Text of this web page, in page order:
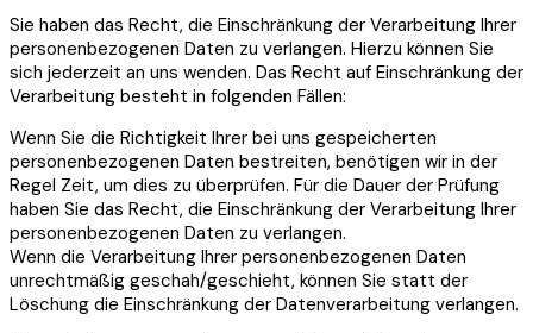
Sie haben das Recht, die Einschränkung der Verarbeitung Ihrer
personenbezogenen Daten zu verlangen. Hierzu können Sie
sich jederzeit an uns wenden. Das Recht auf Einschränkung der
Verarbeitung besteht in folgenden Fällen:
Wenn Sie die Richtigkeit Ihrer bei uns gespeicherten
personenbezogenen Daten bestreiten, benötigen wir in der
Regel Zeit, um dies zu überprüfen. Für die Dauer der Prüfung
haben Sie das Recht, die Einschränkung der Verarbeitung Ihrer
personenbezogenen Daten zu verlangen.
Wenn die Verarbeitung Ihrer personenbezogenen Daten
unrechtmäßig geschah/geschieht, können Sie statt der
Löschung die Einschränkung der Datenverarbeitung verlangen.